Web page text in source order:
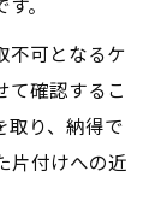
。
不可となるケ
て確認するこ
取り、納得で
片付けへの近